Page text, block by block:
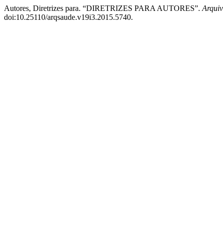
Autores, Diretrizes para. “DIRETRIZES PARA AUTORES”.
doi:10.25110/arqsaude.v19i3.2015.5740.